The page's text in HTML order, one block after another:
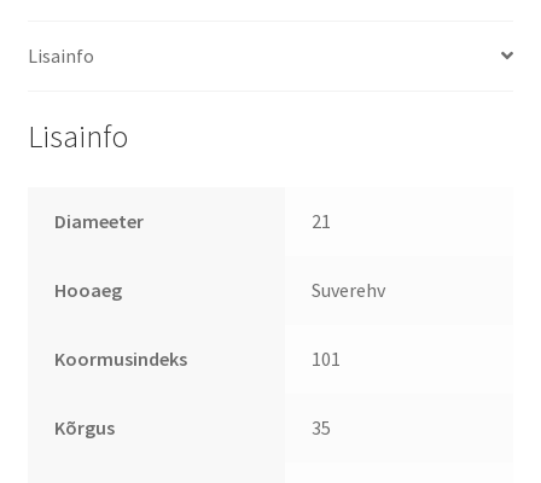
Lisainfo
Lisainfo
Diameeter 21
Hooaeg Suverehv
Koormusindeks 101
Kõrgus 35